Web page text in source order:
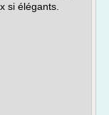
si élégants.